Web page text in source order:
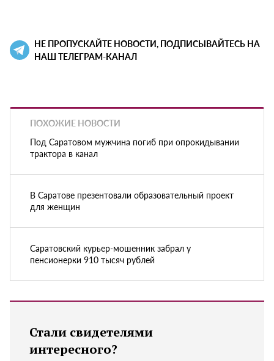
НЕ ПРОПУСКАЙТЕ НОВОСТИ, ПОДПИСЫВАЙТЕСЬ НА
НАШ ТЕЛЕГРАМ-КАНАЛ
ПОХОЖИЕ НОВОСТИ
Под Саратовом мужчина погиб при опрокидывании
трактора в канал
В Саратове презентовали образовательный проект
для женщин
Саратовский курьер-мошенник забрал у
пенсионерки 910 тысяч рублей
Стали свидетелями
интересного?